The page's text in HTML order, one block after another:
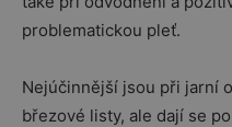
problematickou pleť.
Nejúčinnější jsou při jarní
březové listy, ale dají se